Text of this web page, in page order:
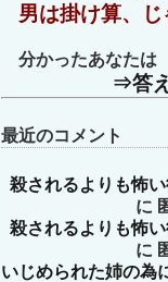
男は掛け算、
分かったあなたは
⇒答
最近のコメント
殺されるよりも怖
に
殺されるよりも怖
に
いじめられた姉の為